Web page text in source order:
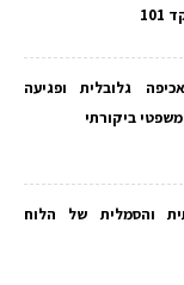
גלובלית ופגיעה
ביקורתי
והסמלית של הלוח